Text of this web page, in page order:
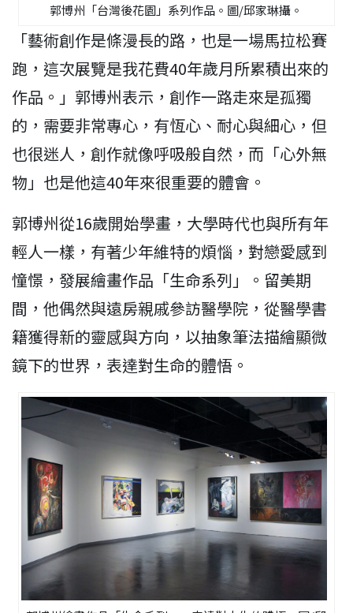
郭博州「台灣後花園」系列作品。圖/邱家琳攝。
「藝術創作是條漫長的路，也是一場馬拉松賽
跑，這次展覽是我花費40年歲月所累積出來的
作品。」郭博州表示，創作一路走來是孤獨
的，需要非常專心，有恆心、耐心與細心，但
也很迷人，創作就像呼吸般自然，而「心外無
物」也是他這40年來很重要的體會。
郭博州從16歲開始學畫，大學時代也與所有年
輕人一樣，有著少年維特的煩惱，對戀愛感到
憧憬，發展繪畫作品「生命系列」。留美期
間，他偶然與遠房親戚參訪醫學院，從醫學書
籍獲得新的靈感與方向，以抽象筆法描繪顯微
鏡下的世界，表達對生命的體悟。